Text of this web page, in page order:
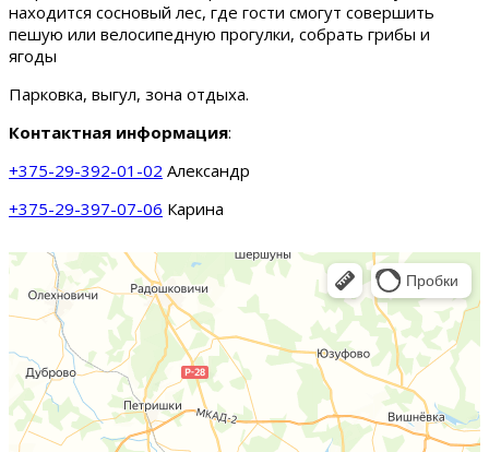
находится сосновый лес, где гости смогут совершить
пешую или велосипедную прогулки, собрать грибы и
ягоды
Парковка, выгул, зона отдыха.
Контактная информация:
+375-29-392-01-02 Александр
+375-29-397-07-06 Карина